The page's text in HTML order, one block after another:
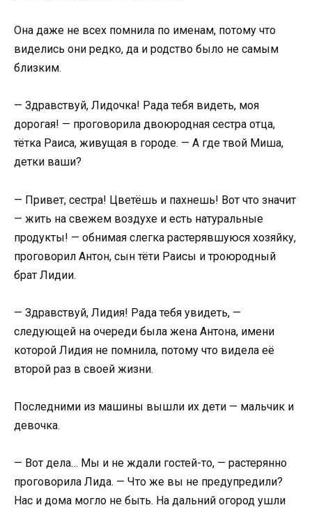
Она даже не всех помнила по именам, потому что
виделись они редко, да и родство было не самым
близким.
— Здравствуй, Лидочка! Рада тебя видеть, моя
дорогая! — проговорила двоюродная сестра отца,
тётка Раиса, живущая в городе. — А где твой Миша,
детки ваши?
— Привет, сестра! Цветёшь и пахнешь! Вот что значит
— жить на свежем воздухе и есть натуральные
продукты! — обнимая слегка растерявшуюся хозяйку,
проговорил Антон, сын тёти Раисы и троюродный
брат Лидии.
— Здравствуй, Лидия! Рада тебя увидеть, —
следующей на очереди была жена Антона, имени
которой Лидия не помнила, потому что видела её
второй раз в своей жизни.
Последними из машины вышли их дети — мальчик и
девочка.
— Вот дела… Мы и не ждали гостей-то, — растерянно
проговорила Лида. — Что же вы не предупредили?
Нас и дома могло не быть. На дальний огород ушли